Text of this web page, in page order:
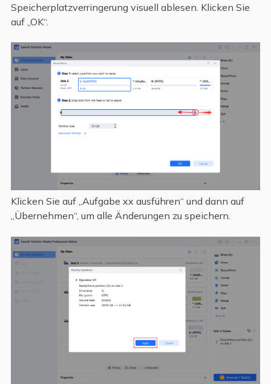
Speicherplatzverringerung visuell ablesen. Klicken Sie
auf „OK“.
Klicken Sie auf „Aufgabe xx ausführen“ und dann auf
„Übernehmen“, um alle Änderungen zu speichern.